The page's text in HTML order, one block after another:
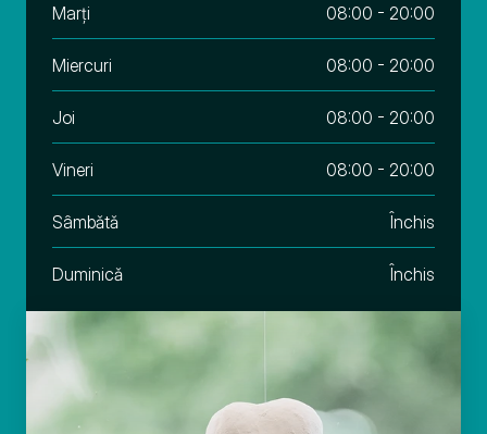
Marți 08:00 - 20:00
Miercuri 08:00 - 20:00
Joi 08:00 - 20:00
Vineri 08:00 - 20:00
Sâmbǎtǎ Închis
Duminicǎ Închis